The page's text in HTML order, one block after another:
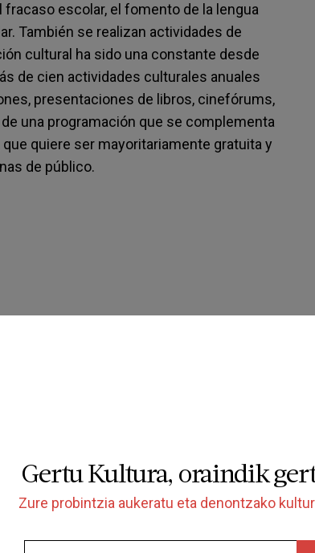
escolar, el fomento de la lengua
También se realizan actividades de
cultural ha sido una constante desde
de cien actividades culturales anuales
presentaciones de libros, cinefórums,
una programación que se complementa
quiere ser mayoritariamente gratuita y
de público.
Gertu Kultura, oraindik
Zure probintzia aukeratu eta denontzako